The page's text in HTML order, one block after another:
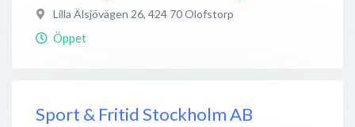
Lilla Älsjövägen 26, 424 70Olofstorp
Öppet
Sport & Fritid Stockholm AB